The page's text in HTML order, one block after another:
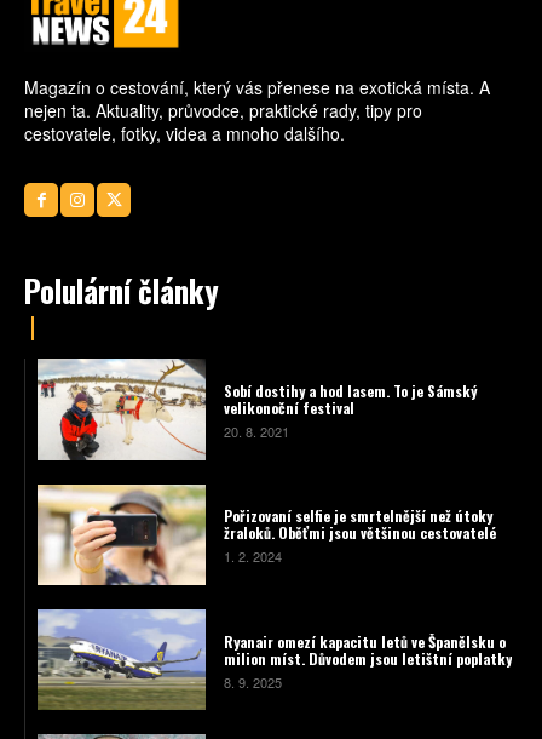
Magazín o cestování, který vás přenese na exotická místa. A
nejen ta. Aktuality, průvodce, praktické rady, tipy pro
cestovatele, fotky, videa a mnoho dalšího.
Polulární články
Sobí dostihy a hod lasem. To je Sámský
velikonoční festival
20. 8. 2021
Pořizovaní selfie je smrtelnější než útoky
žraloků. Oběťmi jsou většinou cestovatelé
1. 2. 2024
Ryanair omezí kapacitu letů ve Španělsku o
milion míst. Důvodem jsou letištní poplatky
8. 9. 2025